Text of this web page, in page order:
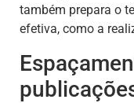
também prepara o
efetiva, como a